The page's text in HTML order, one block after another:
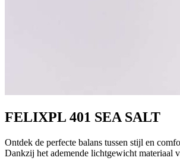
FELIXPL 401 SEA SALT
Ontdek de perfecte balans tussen stijl en
Dankzij het ademende lichtgewicht materiaal